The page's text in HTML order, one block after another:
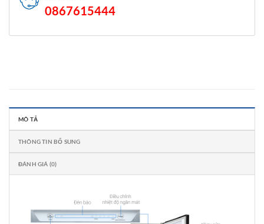
0867615444
MÔ TẢ
THÔNG TIN BỔ SUNG
ĐÁNH GIÁ (0)